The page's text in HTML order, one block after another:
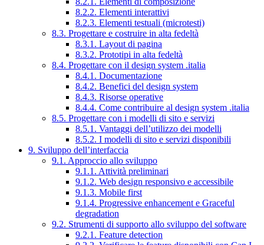
8.2.2. Elementi interattivi
8.2.3. Elementi testuali (microtesti)
8.3. Progettare e costruire in alta fedeltà
8.3.1. Layout di pagina
8.3.2. Prototipi in alta fedeltà
8.4. Progettare con il design system .italia
8.4.1. Documentazione
8.4.2. Benefici del design system
8.4.3. Risorse operative
8.4.4. Come contribuire al design system .italia
8.5. Progettare con i modelli di sito e servizi
8.5.1. Vantaggi dell’utilizzo dei modelli
8.5.2. I modelli di sito e servizi disponibili
9. Sviluppo dell’interfaccia
9.1. Approccio allo sviluppo
9.1.1. Attività preliminari
9.1.2. Web design responsivo e accessibile
9.1.3. Mobile first
9.1.4. Progressive enhancement e Graceful
degradation
9.2. Strumenti di supporto allo sviluppo del software
9.2.1. Feature detection